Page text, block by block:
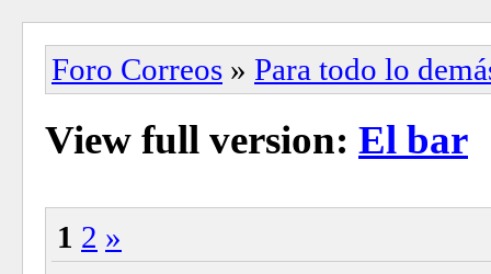
Foro Correos » Para todo lo
View full version: El bar
1 2 »